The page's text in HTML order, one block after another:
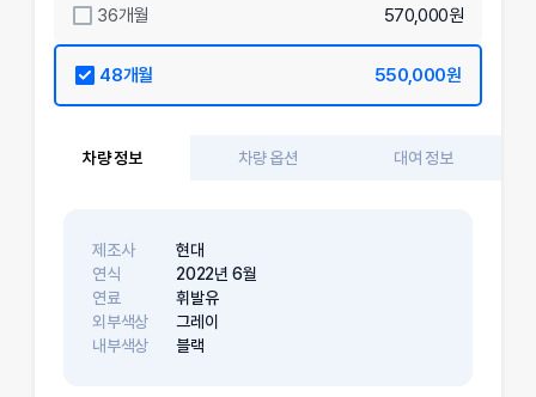
36개월 570,000원
48개월 550,000원
차량 정보 차량 옵션 대여 정보
제조사
현대
연식
2022년 6월
연료
휘발유
외부색상
그레이
내부색상
블랙